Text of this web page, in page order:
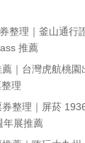
整理｜釜山通行
推薦
｜台灣虎航桃園
理
整理｜屏菸
年展推薦